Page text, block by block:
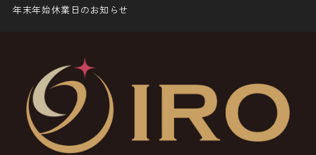
年末年始休業日のお知らせ